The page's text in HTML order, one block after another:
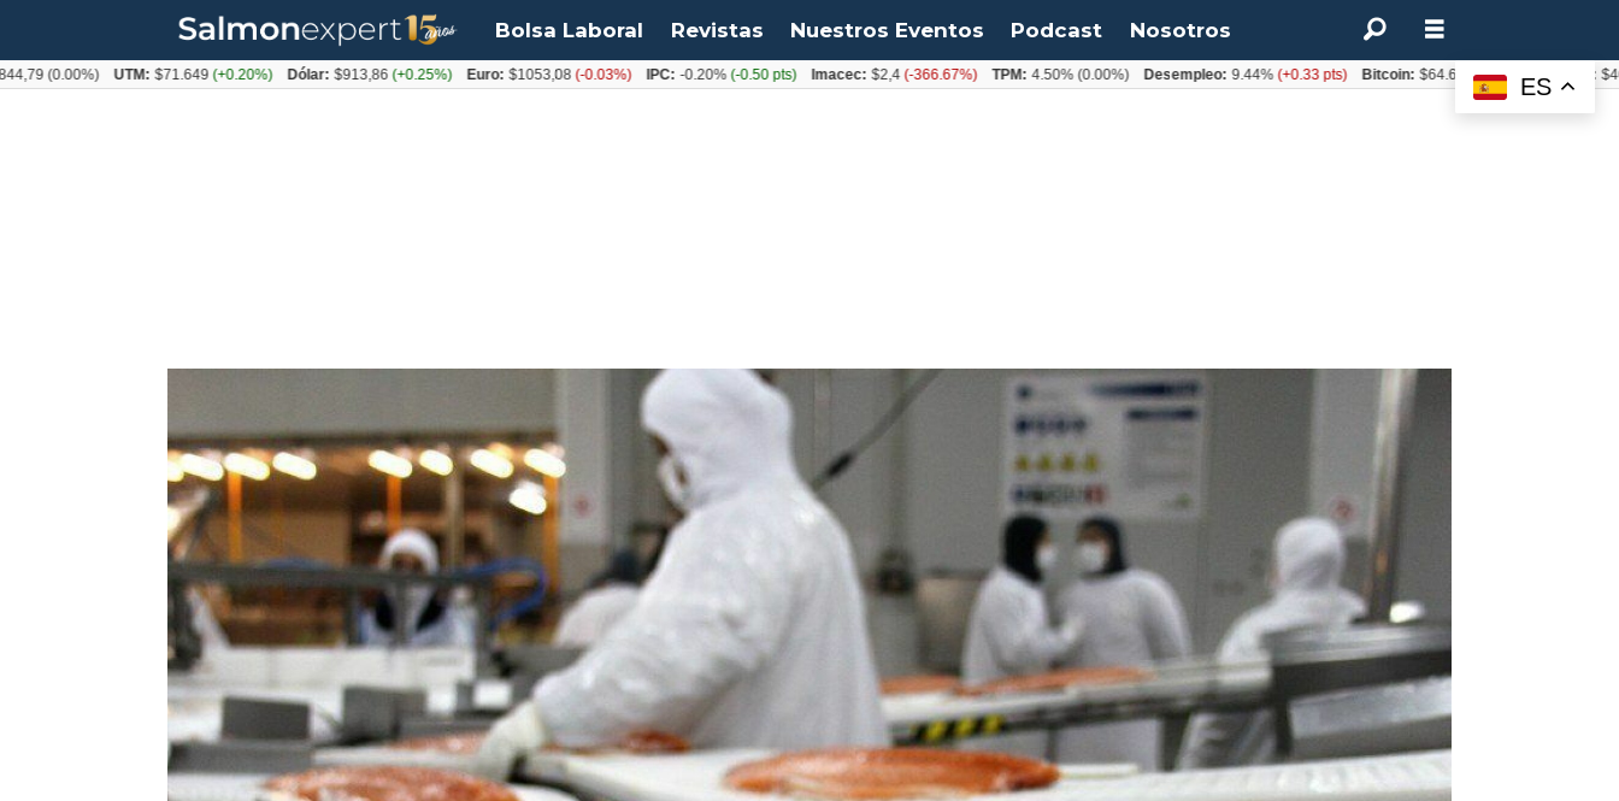
Bolsa Laboral Revistas Nuestros Eventos Podcast Nosotros
ES
UTM: $71.649(+0.20%) Dólar: $913,86(+0.25%) Euro: $1053,08(-0.03%) IPC: -0.20% (-0.50 pts) Imacec: $2,4(-366.67%) TPM: 4.50%(0.00%) Desempleo: 9.44%(+0.33 pts) Bitcoin: $64.600,08(+2.93%)